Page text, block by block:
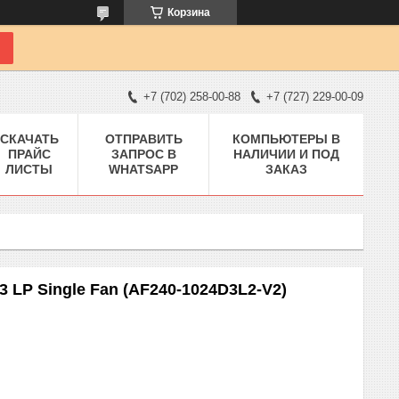
Корзина
+7 (702) 258-00-88 +7 (727) 229-00-09
СКАЧАТЬ
ПРАЙС
ЛИСТЫ
ОТПРАВИТЬ
ЗАПРОС В
WHATSAPP
КОМПЬЮТЕРЫ В
НАЛИЧИИ И ПОД
ЗАКАЗ
LP Single Fan (AF240-1024D3L2-V2)